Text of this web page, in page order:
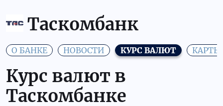
Таскомбанк
О БАНКЕ НОВОСТИ КУРС ВАЛЮТ КАРТЫ
Курс валют в
Таскомбанке